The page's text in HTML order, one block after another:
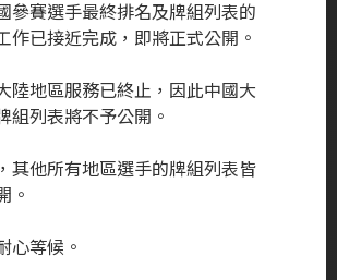
參賽選手最終排名及牌組列表的
作已接近完成，即將正式公開。
陸地區服務已終止，因此中國大
組列表將不予公開。
其他所有地區選手的牌組列表皆
。
心等候。